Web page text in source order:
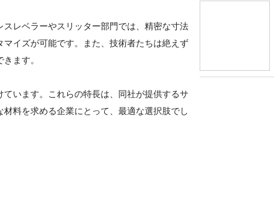
レベラーやスリッター部門では、精密な寸法
イズが可能です。また、技術者たちは絶えず
ます。
います。これらの特長は、同社が提供するサ
料を求める企業にとって、最適な選択肢でし